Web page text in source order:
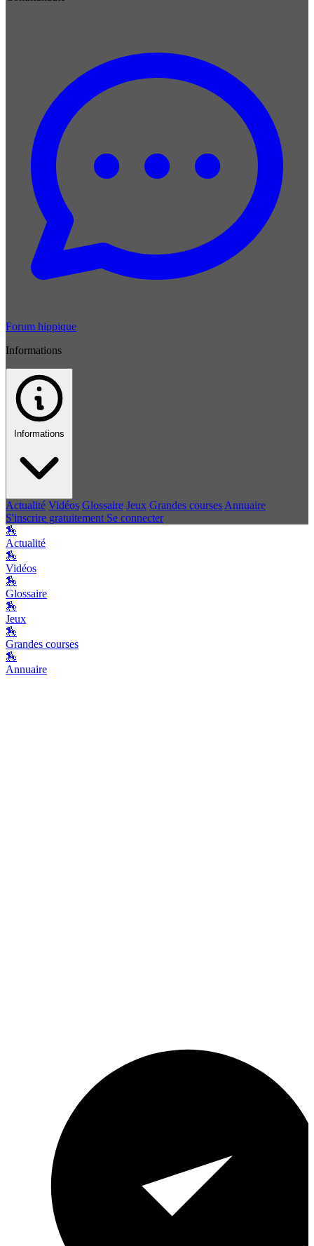
Forum hippique
Informations
Informations
Actualité Vidéos Glossaire Jeux Grandes courses Annuaire
S'inscrire gratuitement Se connecter
🏇
Actualité
🏇
Vidéos
🏇
Glossaire
🏇
Jeux
🏇
Grandes courses
🏇
Annuaire